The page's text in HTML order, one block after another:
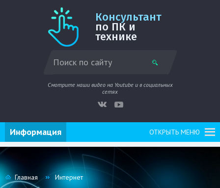
Консультант
по ПК и
технике
Смотрите наши видео на Youtube и в социальных
сетях
ОТКРЫТЬ МЕНЮ
Информация
Главная Интернет